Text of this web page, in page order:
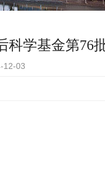
科学基金第76
12-03